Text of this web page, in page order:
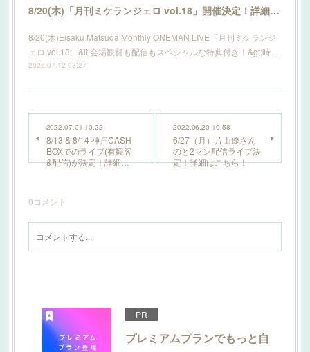
8/20(木)「月刊ミケランジェロ vol.18」開催決定！詳細はこちら！
8/20(木)Eisaku Matsuda Monthly ONEMAN LIVE「月刊ミケランジ
ェロ vol.18」&lt;会場観覧も配信もスペシャルな特典付き！&gt;時…
2026.07.12 03:27
2022.07.01 10:22
8/13 & 8/14 神戸CASH
BOXでのライブ(有観客
&配信)が決定！詳細…
2022.06.20 10:58
6/27（月）片山遼さん
のと2マン配信ライブ決
定！詳細はこちら！
0コメント
PR
プレミアムプランでもっと自